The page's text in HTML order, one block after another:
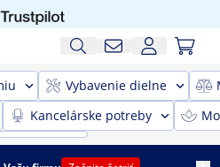
Vybavenie dielne
Kancelárske potreby